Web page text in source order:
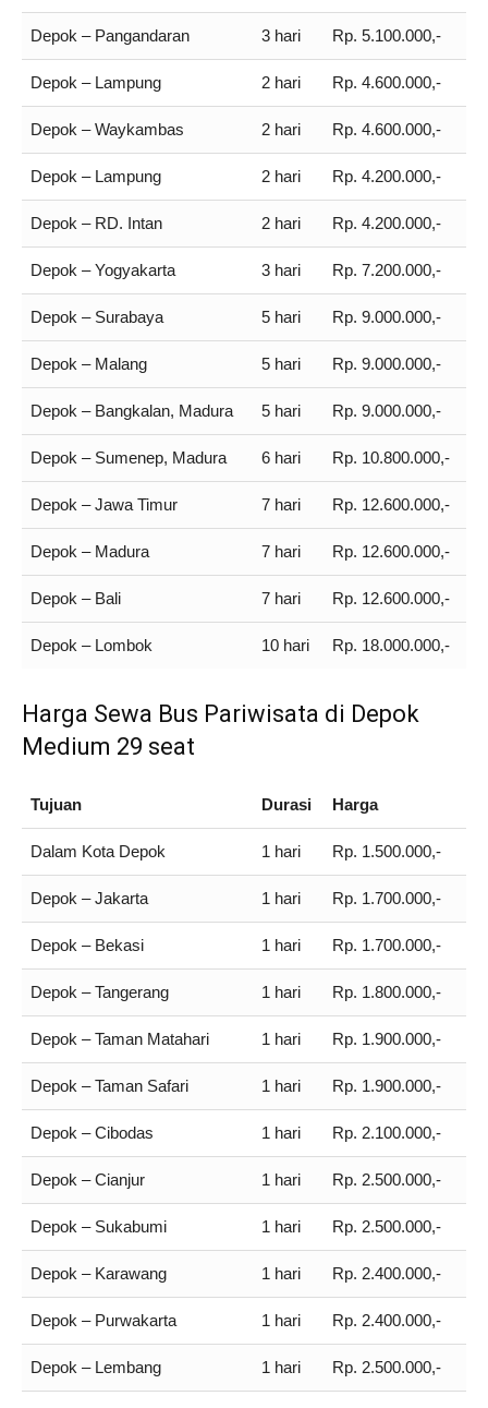
Depok – Pangandaran 3 hari Rp. 5.100.000,-
Depok – Lampung 2 hari Rp. 4.600.000,-
Depok – Waykambas 2 hari Rp. 4.600.000,-
Depok – Lampung 2 hari Rp. 4.200.000,-
Depok – RD. Intan 2 hari Rp. 4.200.000,-
Depok – Yogyakarta 3 hari Rp. 7.200.000,-
Depok – Surabaya 5 hari Rp. 9.000.000,-
Depok – Malang 5 hari Rp. 9.000.000,-
Depok – Bangkalan, Madura 5 hari Rp. 9.000.000,-
Depok – Sumenep, Madura 6 hari Rp. 10.800.000,-
Depok – Jawa Timur 7 hari Rp. 12.600.000,-
Depok – Madura 7 hari Rp. 12.600.000,-
Depok – Bali 7 hari Rp. 12.600.000,-
Depok – Lombok 10 hari Rp. 18.000.000,-
Harga Sewa Bus Pariwisata di Depok
Medium 29 seat
Tujuan Durasi Harga
Dalam Kota Depok 1 hari Rp. 1.500.000,-
Depok – Jakarta 1 hari Rp. 1.700.000,-
Depok – Bekasi 1 hari Rp. 1.700.000,-
Depok – Tangerang 1 hari Rp. 1.800.000,-
Depok – Taman Matahari 1 hari Rp. 1.900.000,-
Depok – Taman Safari 1 hari Rp. 1.900.000,-
Depok – Cibodas 1 hari Rp. 2.100.000,-
Depok – Cianjur 1 hari Rp. 2.500.000,-
Depok – Sukabumi 1 hari Rp. 2.500.000,-
Depok – Karawang 1 hari Rp. 2.400.000,-
Depok – Purwakarta 1 hari Rp. 2.400.000,-
Depok – Lembang 1 hari Rp. 2.500.000,-